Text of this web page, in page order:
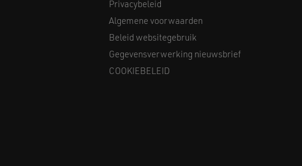
Privacybeleid
Algemene voorwaarden
Beleid websitegebruik
Gegevensverwerking nieuwsbrief
COOKIEBELEID